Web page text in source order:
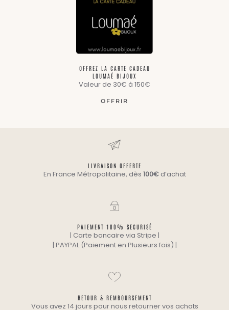
OFFREZ LA CARTE CADEAU
LOUMAÉ BIJOUX
Valeur de 30€ à 150€
OFFRIR
LIVRAISON OFFERTE
En France Métropolitaine, dès 100€d’achat
PAIEMENT 100% SECURISÉ
| Carte bancaire via Stripe |
| PAYPAL (Paiement en Plusieurs fois) |
RETOUR & REMBOURSEMENT
Vous avez 14 jours pour nous retourner vos achats